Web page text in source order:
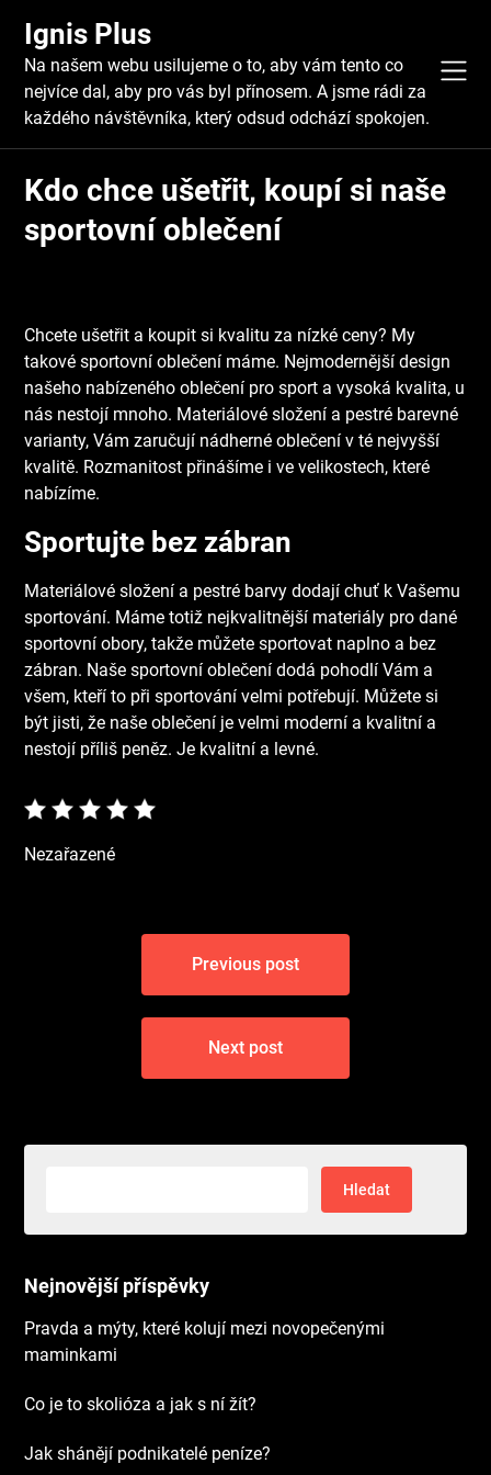
content
Ignis Plus
Na našem webu usilujeme o to, aby vám tento co
nejvíce dal, aby pro vás byl přínosem. A jsme rádi za
každého návštěvníka, který odsud odchází spokojen.
Kdo chce ušetřit, koupí si naše
sportovní oblečení
Chcete ušetřit a koupit si kvalitu za nízké ceny? My
takovésportovní oblečení máme. Nejmodernější design
našeho nabízeného oblečení pro sport a vysoká kvalita, u
nás nestojí mnoho. Materiálové složení a pestré barevné
varianty, Vám zaručují nádherné oblečení v té nejvyšší
kvalitě. Rozmanitost přinášíme i ve velikostech, které
nabízíme.
Sportujte bez zábran
Materiálové složení a pestré barvy dodají chuť k Vašemu
sportování. Máme totiž nejkvalitnější materiály pro dané
sportovní obory, takže můžete sportovat naplno a bez
zábran. Naše sportovní oblečení dodá pohodlí Vám a
všem, kteří to při sportování velmi potřebují. Můžete si
být jisti, že naše oblečení je velmi moderní a kvalitní a
nestojí příliš peněz. Je kvalitní a levné.
Nezařazené
Navigace
příspěvek
Previous post
Next post
Nejnovější příspěvky
Pravda a mýty, které kolují mezi novopečenými
maminkami
Co je to skolióza a jak s ní žít?
Jak shánějí podnikatelé peníze?